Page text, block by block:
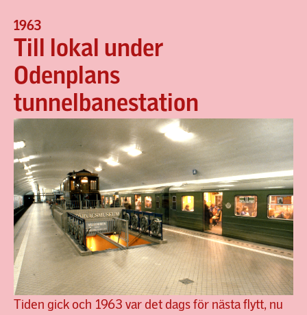
1963
Till lokal under
Odenplans
tunnelbanestation
Tiden gick och 1963 var det dags för nästa flytt, nu